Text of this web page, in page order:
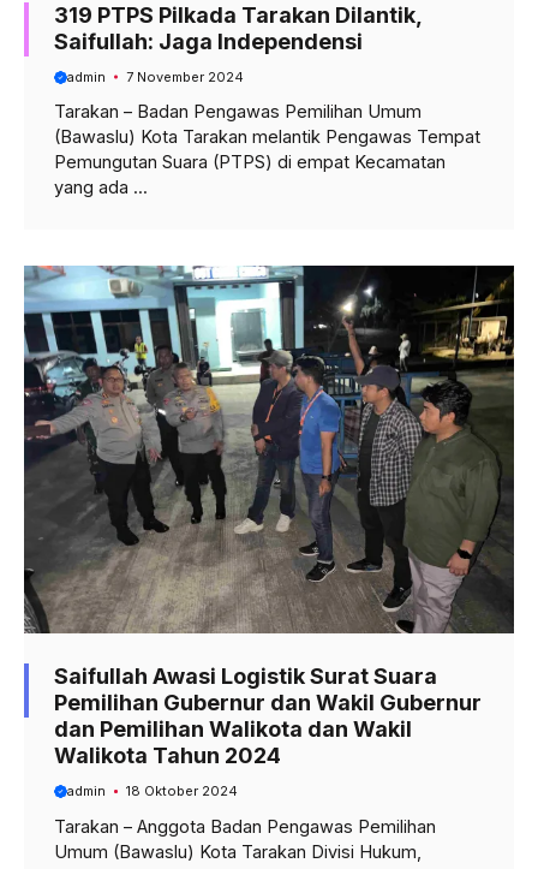
319 PTPS Pilkada Tarakan Dilantik,
Saifullah: Jaga Independensi
admin 7 November 2024
Tarakan – Badan Pengawas Pemilihan Umum
(Bawaslu) Kota Tarakan melantik Pengawas Tempat
Pemungutan Suara (PTPS) di empat Kecamatan
yang ada ...
Saifullah Awasi Logistik Surat Suara
Pemilihan Gubernur dan Wakil Gubernur
dan Pemilihan Walikota dan Wakil
Walikota Tahun 2024
admin 18 Oktober 2024
Tarakan – Anggota Badan Pengawas Pemilihan
Umum (Bawaslu) Kota Tarakan Divisi Hukum,